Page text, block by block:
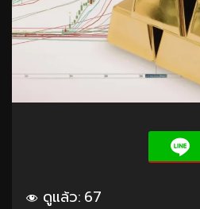
ดูแล้ว: 67